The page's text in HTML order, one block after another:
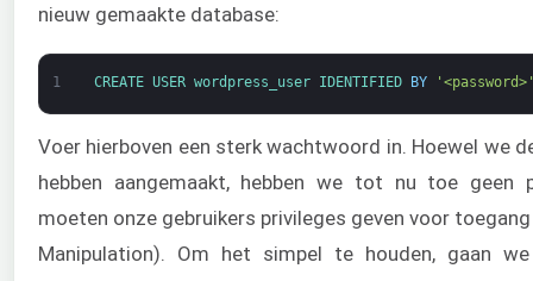
nieuw gemaakte database:
1 CREATE USER wordpress_user IDENTIFIED BY
Voer hierboven een sterk wachtwoord in. Hoewel we
hebben aangemaakt, hebben we tot nu toe geen
moeten onze gebruikers privileges geven voor
Manipulation). Om het simpel te houden, gaan